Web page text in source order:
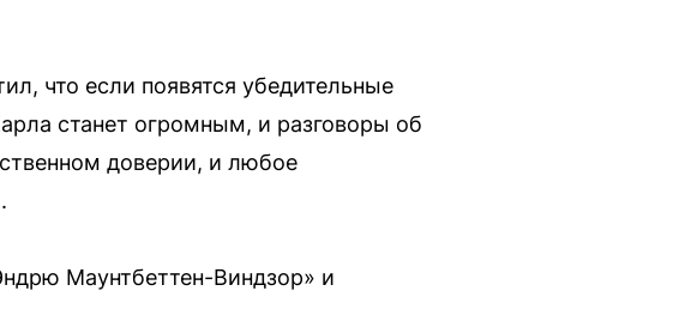
что если появятся убедительные
станет огромным, и разговоры об
доверии, и любое
Маунтбеттен-Виндзор» и